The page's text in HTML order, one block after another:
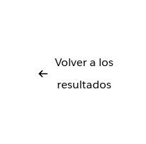
Volver a los
resultados